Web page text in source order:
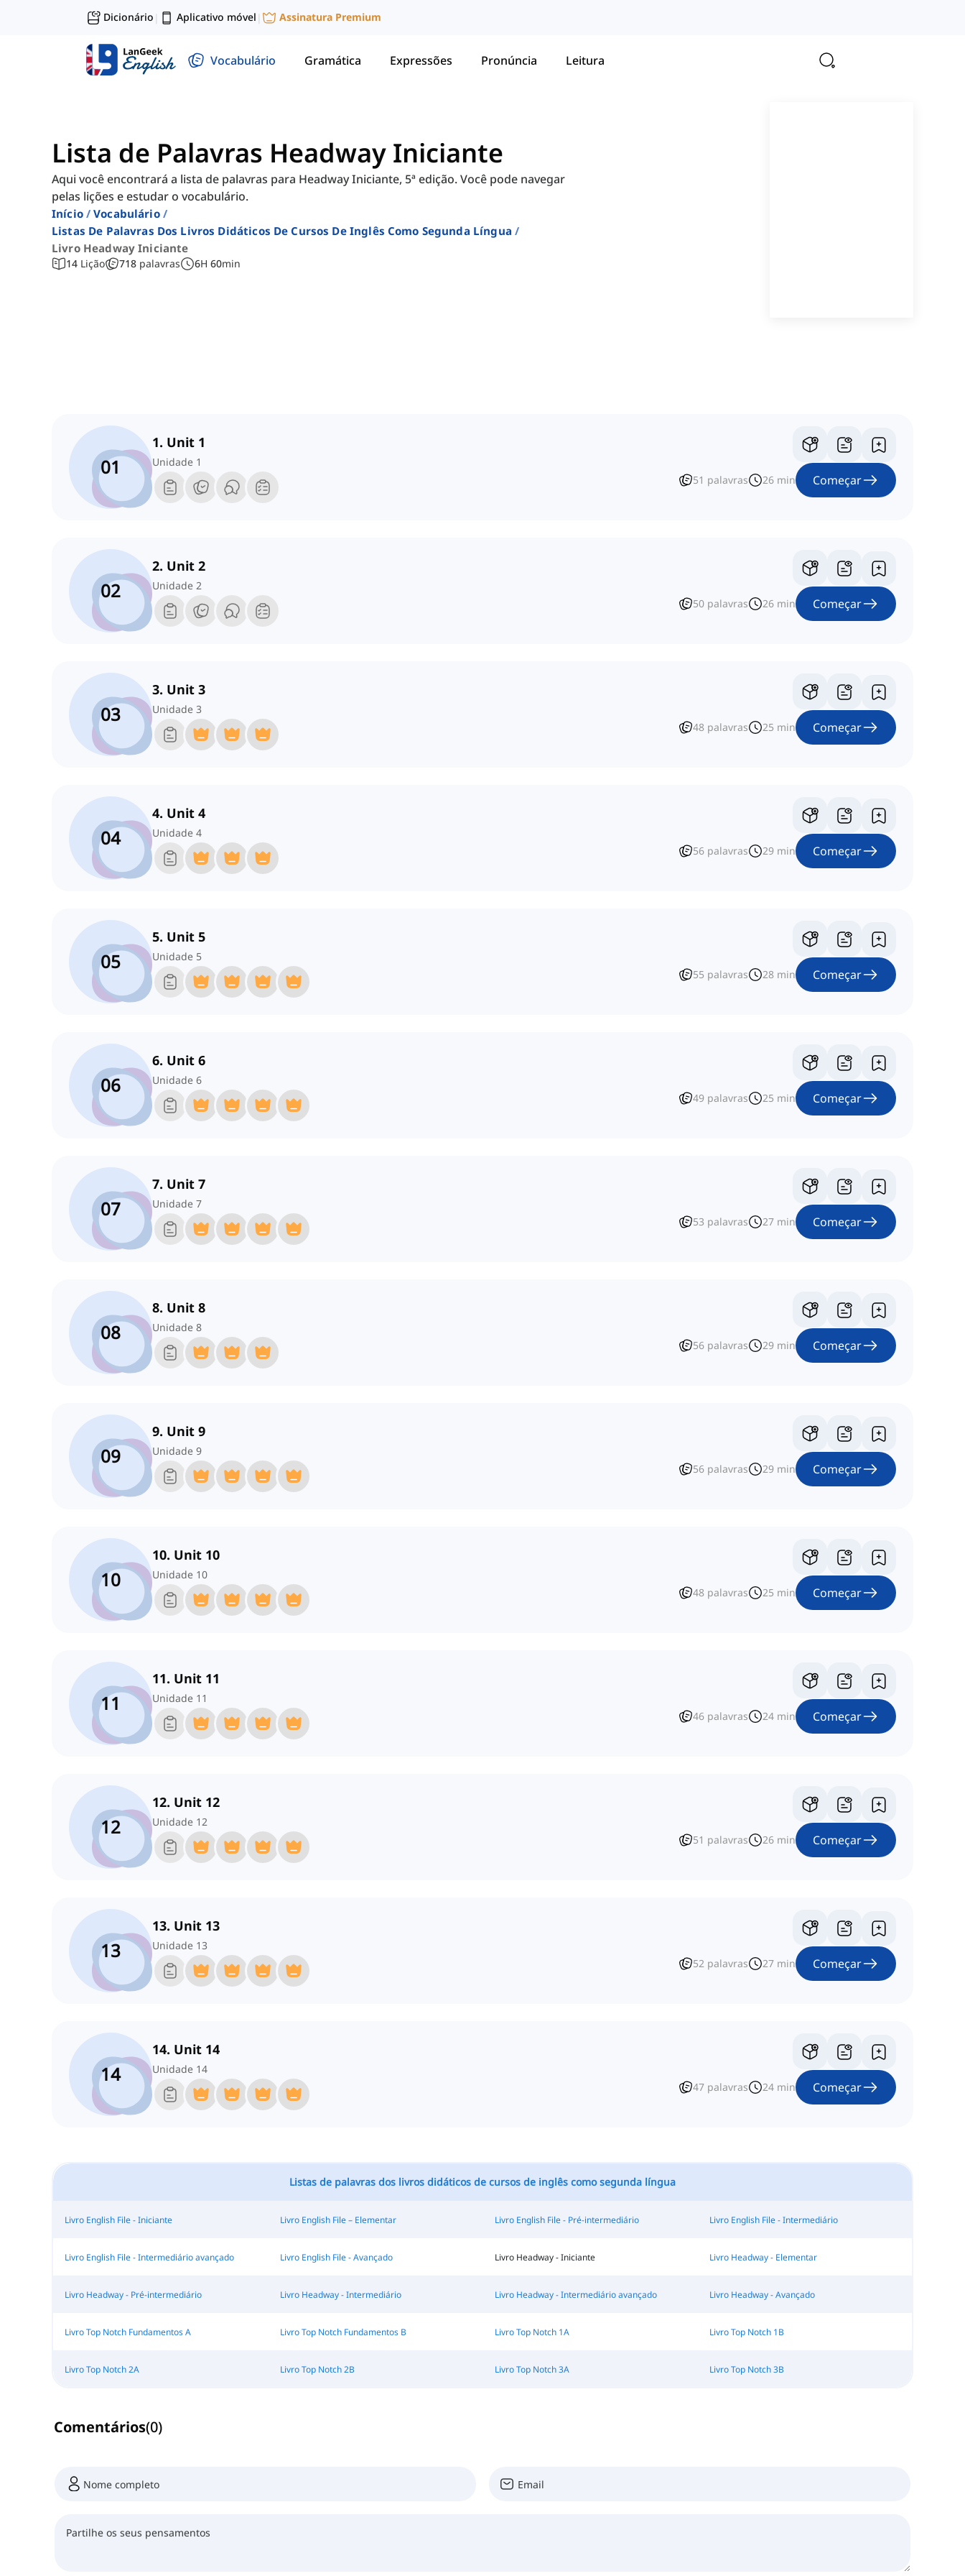
Dicionário | Aplicativo móvel | Assinatura Premium
Vocabulário Gramática Expressões Pronúncia Leitura
Lista de Palavras Headway Iniciante
Aqui você encontrará a lista de palavras para Headway Iniciante, 5ª edição. Você pode navegar
pelas lições e estudar o vocabulário.
Início
Vocabulário
Listas De Palavras Dos Livros Didáticos De Cursos De Inglês Como Segunda Língua
Livro Headway Iniciante
14 Lição 718 palavras 6H 60min
01
1. Unit 1
Unidade 1
51 palavras 26 min Começar
02
2. Unit 2
Unidade 2
50 palavras 26 min Começar
03
3. Unit 3
Unidade 3
48 palavras 25 min Começar
04
4. Unit 4
Unidade 4
56 palavras 29 min Começar
05
5. Unit 5
Unidade 5
55 palavras 28 min Começar
06
6. Unit 6
Unidade 6
49 palavras 25 min Começar
07
7. Unit 7
Unidade 7
53 palavras 27 min Começar
08
8. Unit 8
Unidade 8
56 palavras 29 min Começar
09
9. Unit 9
Unidade 9
56 palavras 29 min Começar
10
10. Unit 10
Unidade 10
48 palavras 25 min Começar
11
11. Unit 11
Unidade 11
46 palavras 24 min Começar
12
12. Unit 12
Unidade 12
51 palavras 26 min Começar
13
13. Unit 13
Unidade 13
52 palavras 27 min Começar
14
14. Unit 14
Unidade 14
47 palavras 24 min Começar
Listas de palavras dos livros didáticos de cursos de inglês como segunda língua
Livro English File - Iniciante Livro English File – Elementar Livro English File - Pré-intermediário Livro English File - Intermediário
Livro English File - Intermediário avançado Livro English File - Avançado Livro Headway - Iniciante Livro Headway - Elementar
Livro Headway - Pré-intermediário Livro Headway - Intermediário Livro Headway - Intermediário avançado Livro Headway - Avançado
Livro Top Notch Fundamentos A Livro Top Notch Fundamentos B Livro Top Notch 1A Livro Top Notch 1B
Livro Top Notch 2A Livro Top Notch 2B Livro Top Notch 3A Livro Top Notch 3B
Comentários(0)